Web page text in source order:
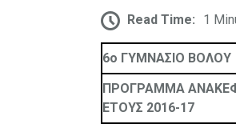
Read Time: 1
6ο ΓΥΜΝΑΣΙΟ ΒΟΛΟΥ
ΠΡΟΓΡΑΜΜΑ
ΕΤΟΥΣ 2016-17